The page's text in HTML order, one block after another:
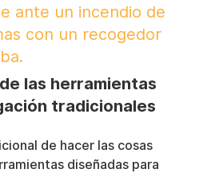
ante un incendio de
con un recogedor
las herramientas
tradicionales
de hacer las cosas
diseñadas para